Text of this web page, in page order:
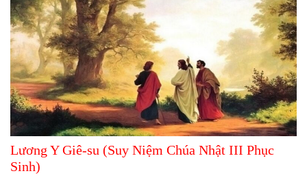
Lương Y Giê-su (Suy Niệm Chúa Nhật III Phục
Sinh)